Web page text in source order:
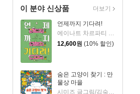
이 분야 신상품
언제까지 기다려!
에이나트 차르파티 글그림/정재원 역
12,600원 (10% 할인)
숨은 고양이 찾기 : 만
물상 마을
더보기